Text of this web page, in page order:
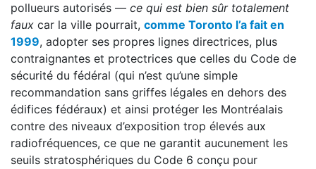
pollueurs autorisés — ce qui est bien sûr totalement
faux car la ville pourrait, comme Toronto l’a fait en
1999, adopter ses propres lignes directrices, plus
contraignantes et protectrices que celles du Code de
sécurité du fédéral (qui n’est qu’une simple
recommandation sans griffes légales en dehors des
édifices fédéraux) et ainsi protéger les Montréalais
contre des niveaux d’exposition trop élevés aux
radiofréquences, ce que ne garantit aucunement les
seuils stratosphériques du Code 6 conçu pour